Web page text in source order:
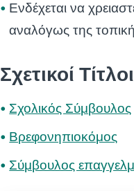
Ενδέχεται να
αναλόγως της
Σχετικοί
Σχολικός Σύμβουλος
Βρεφονηπιοκόμος
Σύμβουλος